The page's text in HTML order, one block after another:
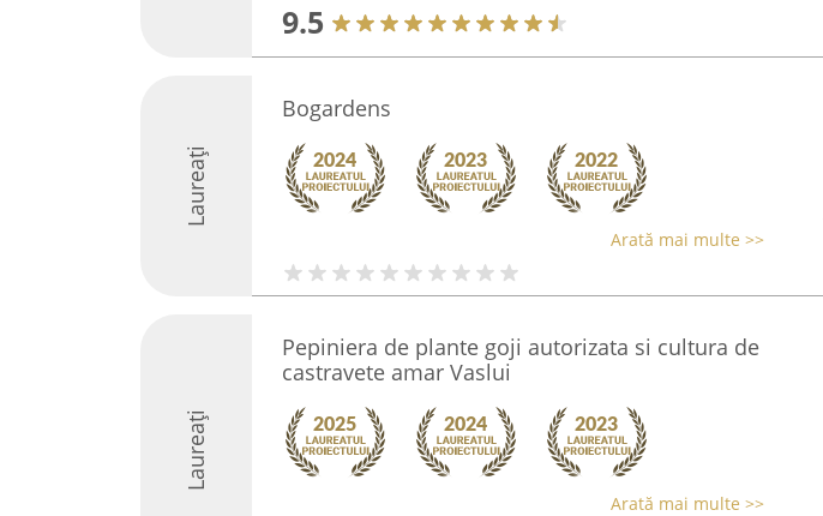
9.5
Laureați
Bogardens
Arată mai multe >>
Laureați
Pepiniera de plante goji autorizata si cultura de
castravete amar Vaslui
Arată mai multe >>